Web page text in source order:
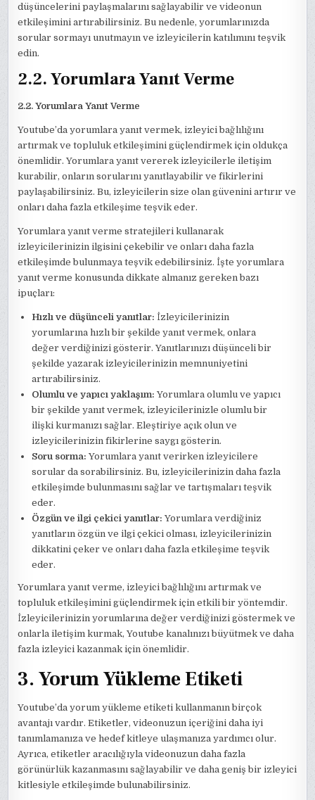
düşüncelerini paylaşmalarını sağlayabilir ve videonun
etkileşimini artırabilirsiniz. Bu nedenle, yorumlarınızda
sorular sormayı unutmayın ve izleyicilerin katılımını teşvik
edin.
2.2. Yorumlara Yanıt Verme
2.2. Yorumlara Yanıt Verme
Youtube’da yorumlara yanıt vermek, izleyici bağlılığını
artırmak ve topluluk etkileşimini güçlendirmek için oldukça
önemlidir. Yorumlara yanıt vererek izleyicilerle iletişim
kurabilir, onların sorularını yanıtlayabilir ve fikirlerini
paylaşabilirsiniz. Bu, izleyicilerin size olan güvenini artırır ve
onları daha fazla etkileşime teşvik eder.
Yorumlara yanıt verme stratejileri kullanarak
izleyicilerinizin ilgisini çekebilir ve onları daha fazla
etkileşimde bulunmaya teşvik edebilirsiniz. İşte yorumlara
yanıt verme konusunda dikkate almanız gereken bazı
ipuçları:
Hızlı ve düşünceli yanıtlar: İzleyicilerinizin
yorumlarına hızlı bir şekilde yanıt vermek, onlara
değer verdiğinizi gösterir. Yanıtlarınızı düşünceli bir
şekilde yazarak izleyicilerinizin memnuniyetini
artırabilirsiniz.
Olumlu ve yapıcı yaklaşım: Yorumlara olumlu ve yapıcı
bir şekilde yanıt vermek, izleyicilerinizle olumlu bir
ilişki kurmanızı sağlar. Eleştiriye açık olun ve
izleyicilerinizin fikirlerine saygı gösterin.
Soru sorma: Yorumlara yanıt verirken izleyicilere
sorular da sorabilirsiniz. Bu, izleyicilerinizin daha fazla
etkileşimde bulunmasını sağlar ve tartışmaları teşvik
eder.
Özgün ve ilgi çekici yanıtlar: Yorumlara verdiğiniz
yanıtların özgün ve ilgi çekici olması, izleyicilerinizin
dikkatini çeker ve onları daha fazla etkileşime teşvik
eder.
Yorumlara yanıt verme, izleyici bağlılığını artırmak ve
topluluk etkileşimini güçlendirmek için etkili bir yöntemdir.
İzleyicilerinizin yorumlarına değer verdiğinizi göstermek ve
onlarla iletişim kurmak, Youtube kanalınızı büyütmek ve daha
fazla izleyici kazanmak için önemlidir.
3. Yorum Yükleme Etiketi
Youtube’da yorum yükleme etiketi kullanmanın birçok
avantajı vardır. Etiketler, videonuzun içeriğini daha iyi
tanımlamanıza ve hedef kitleye ulaşmanıza yardımcı olur.
Ayrıca, etiketler aracılığıyla videonuzun daha fazla
görünürlük kazanmasını sağlayabilir ve daha geniş bir izleyici
kitlesiyle etkileşimde bulunabilirsiniz.